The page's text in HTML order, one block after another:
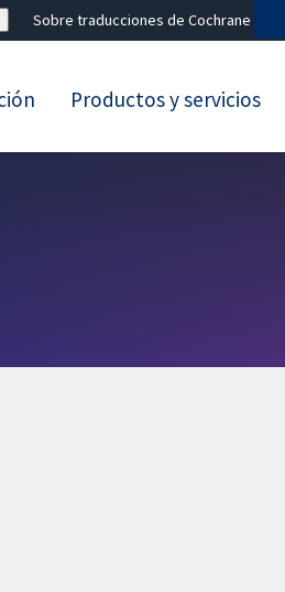
Sobre traducciones de Cochrane
Productos y servicios